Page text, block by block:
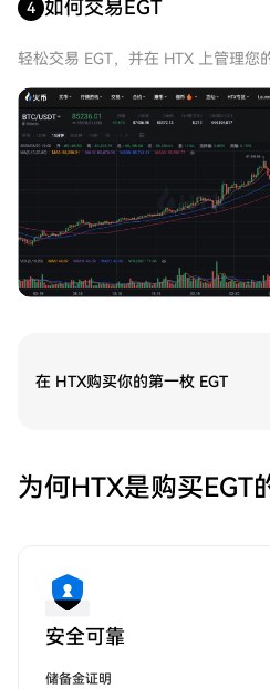
4 如何交易EGT
轻松交易 EGT，并在 HTX 上管理您
在 HTX购买你的第一枚 EGT
为何HTX是购买EGT
安全可靠
储备金证明